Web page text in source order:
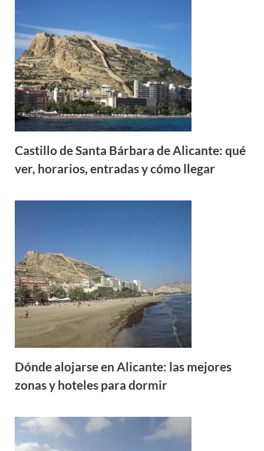
Castillo de Santa Bárbara de Alicante: qué
ver, horarios, entradas y cómo llegar
Dónde alojarse en Alicante: las mejores
zonas y hoteles para dormir